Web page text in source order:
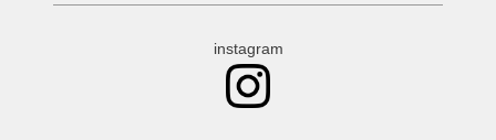
instagram